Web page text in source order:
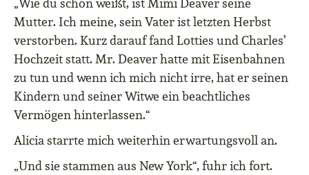
Mutter. Ich meine, sein Vater ist letzten Herbst
verstorben. Kurz darauf fand Lotties und Charles’
Hochzeit statt. Mr. Deaver hatte mit Eisenbahnen
zu tun und wenn ich mich nicht irre, hat er seinen
Kindern und seiner Witwe ein beachtliches
Vermögen hinterlassen.“
Alicia starrte mich weiterhin erwartungsvoll an.
„Und sie stammen aus New York“, fuhr ich fort.